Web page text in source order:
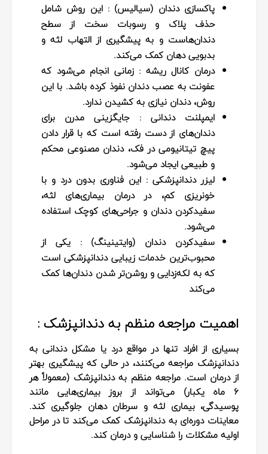
پاکسازی دندان (سیالیس) : این روش شامل
حذف پلاک و رسوبات سخت از سطح
دندان‌هاست و به پیشگیری از التهاب لثه و
بدبویی دهان کمک می‌کند.
درمان کانال ریشه : زمانی انجام می‌شود که
عفونت به عصب دندان نفوذ کرده باشد. با این
روش، دندان نیازی به کشیدن ندارد.
ایمپلنت دندانی : جایگزینی مدرن برای
دندان‌های از دست رفته است که با قرار دادن
پیچ تیتانیومی در فک، دندان مصنوعی محکم
و طبیعی ایجاد می‌شود.
لیزر دندانپزشکی : این فناوری بدون درد و با
خونریزی کم، در درمان بیماری‌های لثه،
سفیدکردن دندان و جراحی‌های کوچک استفاده
می‌شود.
سفیدکردن دندان (وایتینینگ): یکی از
محبوب‌ترین خدمات زیبایی دندانپزشکی است
که به لکه‌زدایی و روشن‌تر شدن دندان‌ها کمک
می‌کند
اهمیت مراجعه منظم به دندانپزشک :
بسیاری از افراد تنها در مواقع درد یا مشکل دندانی به
دندانپزشک مراجعه می‌کنند، در حالی که پیشگیری بهتر
از درمان است. مراجعه منظم به دندانپزشک (معمولاً هر
۶ ماه یکبار) می‌تواند از بروز بیماری‌هایی مانند
پوسیدگی، بیماری لثه و سرطان دهان جلوگیری کند.
معاینات دوره‌ای به دندانپزشک کمک می‌کند تا در مراحل
اولیه مشکلات را شناسایی و درمان کند.